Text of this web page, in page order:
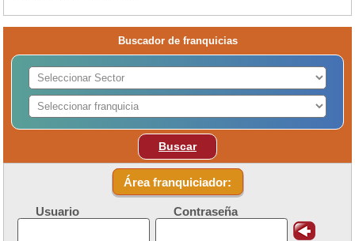
Buscador de franquicias
Buscar
Área franquiciador:
Usuario Contraseña